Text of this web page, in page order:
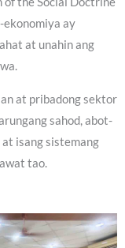
ekonomiya ay
at unahin ang
at pribadong sektor
sahod, abot-
isang sistemang
tao.